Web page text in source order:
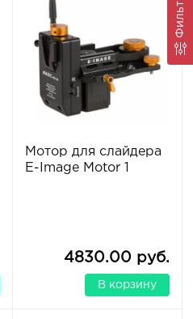
Фильтр
Мотор для слайдера
E-Image Motor 1
4830.00 руб.
В корзину